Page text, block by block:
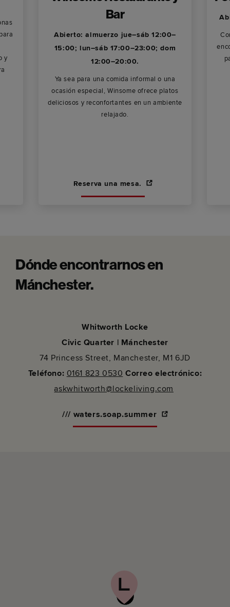
y
Bar
Abierto: almuerzo jue–sáb 12:00–
15:00; lun–sáb 17:00–23:00; dom
12:00–20:00.
Ya sea para una comida informal o una
ocasión especial, Winsome ofrece platos
deliciosos y reconfortantes en un ambiente
relajado.
Reserva una mesa.
Dónde encontrarnos en
Mánchester.
Whitworth Locke
Civic Quarter | Mánchester
74 Princess Street, Manchester, M1 6JD
Teléfono: 0161 823 0530 Correo electrónico:
askwhitworth@lockeliving.com
/// waters.soap.summer